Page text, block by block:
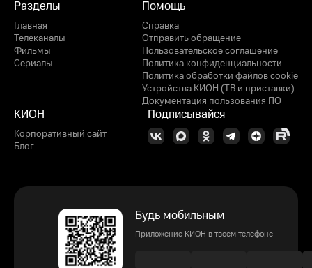
Разделы
Главная
Телеканалы
Фильмы
Сериалы
Помощь
Справка
Отправить обращение
Пользовательское соглашение
Политика конфиденциальности
Политика обработки файлов cookie
Устройства КИОН (ТВ и приставки)
Документация пользования ПО
КИОН
Корпоративный сайт
Блог
Подписывайся
Будь мобильным
Приложение КИОН в твоем телефоне